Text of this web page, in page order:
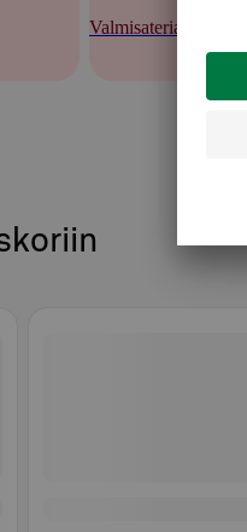
Valmisateriat ja -keitot